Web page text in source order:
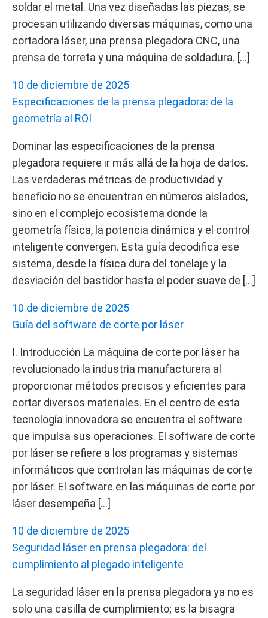
soldar el metal. Una vez diseñadas las piezas, se
procesan utilizando diversas máquinas, como una
cortadora láser, una prensa plegadora CNC, una
prensa de torreta y una máquina de soldadura. […]
10 de diciembre de 2025
Especificaciones de la prensa plegadora: de la
geometría al ROI
Dominar las especificaciones de la prensa
plegadora requiere ir más allá de la hoja de datos.
Las verdaderas métricas de productividad y
beneficio no se encuentran en números aislados,
sino en el complejo ecosistema donde la
geometría física, la potencia dinámica y el control
inteligente convergen. Esta guía decodifica ese
sistema, desde la física dura del tonelaje y la
desviación del bastidor hasta el poder suave de […]
10 de diciembre de 2025
Guía del software de corte por láser
I. Introducción La máquina de corte por láser ha
revolucionado la industria manufacturera al
proporcionar métodos precisos y eficientes para
cortar diversos materiales. En el centro de esta
tecnología innovadora se encuentra el software
que impulsa sus operaciones. El software de corte
por láser se refiere a los programas y sistemas
informáticos que controlan las máquinas de corte
por láser. El software en las máquinas de corte por
láser desempeña […]
10 de diciembre de 2025
Seguridad láser en prensa plegadora: del
cumplimiento al plegado inteligente
La seguridad láser en la prensa plegadora ya no es
solo una casilla de cumplimiento; es la bisagra